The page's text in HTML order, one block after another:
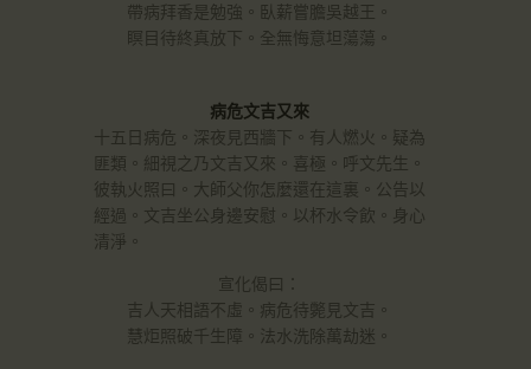
帶病拜香是勉強。臥薪嘗膽吳越王。
瞑目待終真放下。全無悔意坦蕩蕩。
病危文吉又來
十五日病危。深夜見西牆下。有人燃火。疑為
匪類。細視之乃文吉又來。喜極。呼文先生。
彼執火照曰。大師父你怎麼還在這裏。公告以
經過。文吉坐公身邊安慰。以杯水令飲。身心
清淨。
宣化偈曰：
吉人天相語不虛。病危待斃見文吉。
慧炬照破千生障。法水洗除萬劫迷。